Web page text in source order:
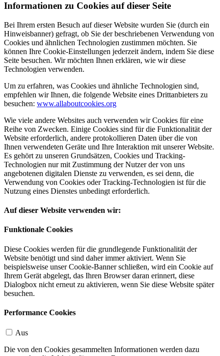
Informationen zu Cookies auf dieser Seite
Bei Ihrem ersten Besuch auf dieser Website wurden Sie (durch ein
Hinweisbanner) gefragt, ob Sie der beschriebenen Verwendung von
Cookies und ähnlichen Technologien zustimmen möchten. Sie
können Ihre Cookie-Einstellungen jederzeit ändern, indem Sie diese
Seite besuchen. Wir möchten Ihnen erklären, wie wir diese
Technologien verwenden.
Um zu erfahren, was Cookies und ähnliche Technologien sind,
empfehlen wir Ihnen, die folgende Website eines Drittanbieters zu
besuchen: www.allaboutcookies.org
Wie viele andere Websites auch verwenden wir Cookies für eine
Reihe von Zwecken. Einige Cookies sind für die Funktionalität der
Website erforderlich, andere protokollieren Daten über die von
Ihnen verwendeten Geräte und Ihre Interaktion mit unserer Website.
Es gehört zu unseren Grundsätzen, Cookies und Tracking-
Technologien nur mit Zustimmung der Nutzer der von uns
angebotenen digitalen Dienste zu verwenden, es sei denn, die
Verwendung von Cookies oder Tracking-Technologien ist für die
Nutzung eines Dienstes unbedingt erforderlich.
Auf dieser Website verwenden wir:
Funktionale Cookies
Diese Cookies werden für die grundlegende Funktionalität der
Website benötigt und sind daher immer aktiviert. Wenn Sie
beispielsweise unser Cookie-Banner schließen, wird ein Cookie auf
Ihrem Gerät abgelegt, das Ihren Browser daran erinnert, diese
Dialogbox nicht erneut zu aktivieren, wenn Sie diese Website später
besuchen.
Performance Cookies
Aus
Die von den Cookies gesammelten Informationen werden dazu